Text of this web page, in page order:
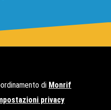
di Monrif
privacy